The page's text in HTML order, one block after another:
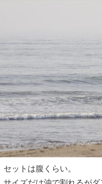
セットは腹くらい。